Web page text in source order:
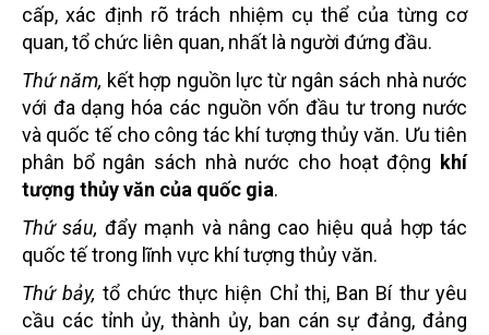
cấp, xác định rõ trách nhiệm cụ thể của từng cơ
quan, tổ chức liên quan, nhất là người đứng đầu.
Thứ năm, kết hợp nguồn lực từ ngân sách nhà nước
với đa dạng hóa các nguồn vốn đầu tư trong nước
và quốc tế cho công tác khí tượng thủy văn. Ưu tiên
phân bổ ngân sách nhà nước cho hoạt động khí
tượng thủy văn của quốc gia.
Thứ sáu, đẩy mạnh và nâng cao hiệu quả hợp tác
quốc tế trong lĩnh vực khí tượng thủy văn.
Thứ bảy, tổ chức thực hiện Chỉ thị, Ban Bí thư yêu
cầu các tỉnh ủy, thành ủy, ban cán sự đảng, đảng